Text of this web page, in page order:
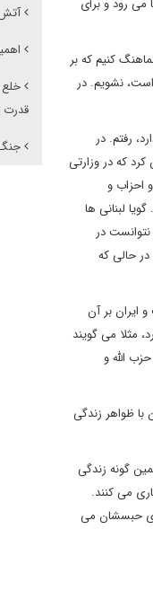
کنیم که بر
است، نشویم. در
رفتم. در
که در وزارتی
احزاب و
لبنانی ها
در
حالی که
ایران بر آن
مثلا می گویند
الله و
با ظواهر زندگی
گونه زندگی
می کنند.
حبسشان می